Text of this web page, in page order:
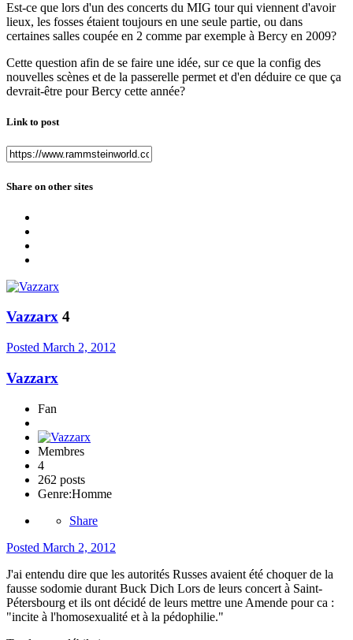
Est-ce que lors d'un des concerts du MIG tour qui viennent d'avoir
lieux, les fosses étaient toujours en une seule partie, ou dans
certaines salles coupée en 2 comme par exemple à Bercy en 2009?
Cette question afin de se faire une idée, sur ce que la config des
nouvelles scènes et de la passerelle permet et d'en déduire ce que ça
devrait-être pour Bercy cette année?
Link to post
Share on other sites
Vazzarx 4
Posted March 2, 2012
Vazzarx
Fan
Membres
4
262 posts
Genre:Homme
Share
Posted March 2, 2012
J'ai entendu dire que les autorités Russes avaient été choquer de la
fausse sodomie durant Buck Dich Lors de leurs concert à Saint-
Pétersbourg et ils ont décidé de leurs mettre une Amende pour ca :
"incite à l'homosexualité et à la pédophilie."